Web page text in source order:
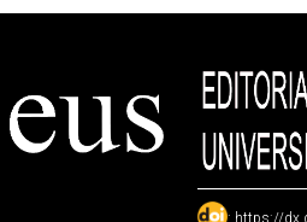
: https://